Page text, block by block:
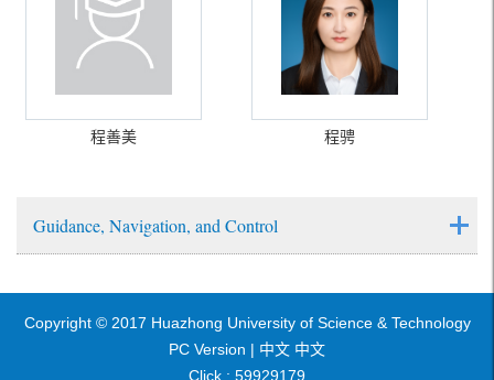
程善美 程骋
Guidance, Navigation, and Control
Copyright © 2017 Huazhong University of Science & Technology
PC Version | 中文 中文
Click : 59929179